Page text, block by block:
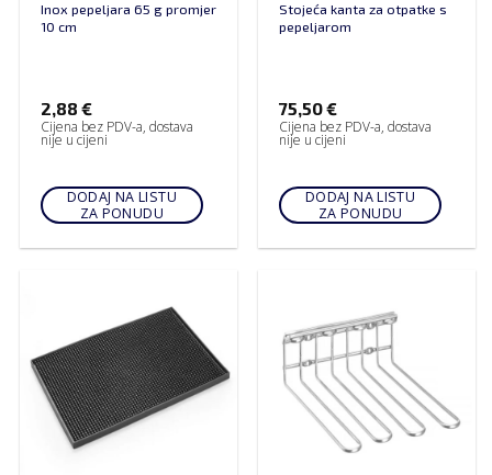
Inox pepeljara 65 g promjer
10 cm
2,88 €
Cijena bez PDV-a, dostava
nije u cijeni
DODAJ NA LISTU
ZA PONUDU
Stojeća kanta za otpatke s
pepeljarom
75,50€
Cijena bez PDV-a, dostava
nije u cijeni
DODAJ NA LISTU
ZA PONUDU